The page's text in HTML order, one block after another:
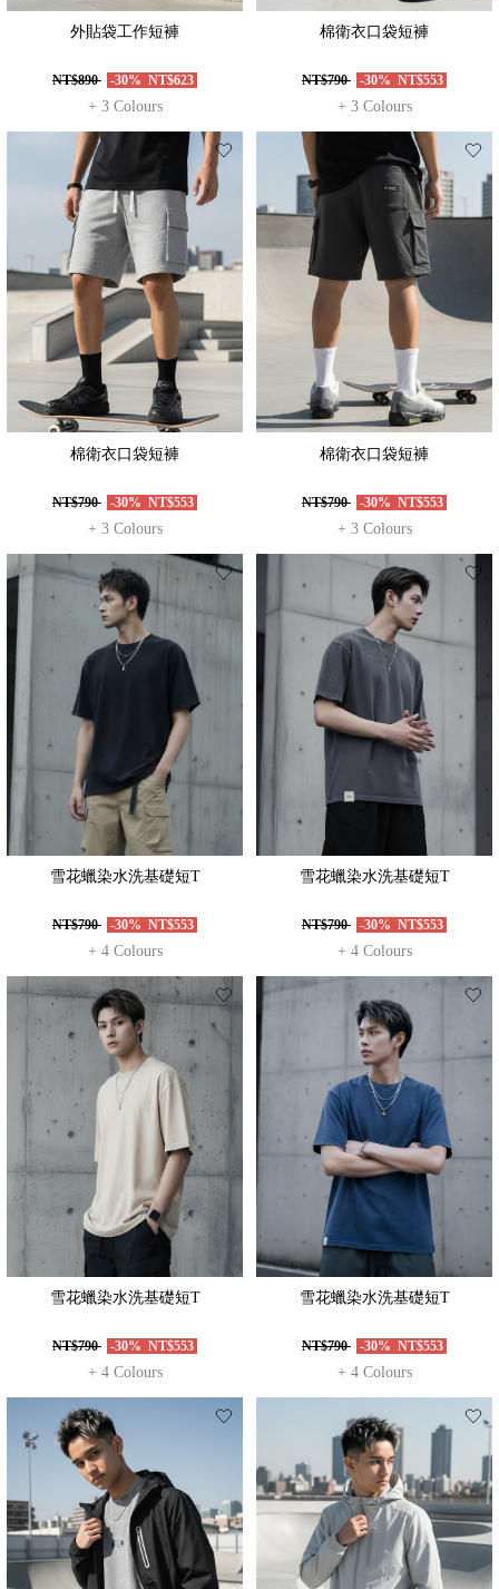
外貼袋工作短褲
NT$890 -30% NT$623
+ 3 Colours
棉衛衣口袋短褲
NT$790 -30% NT$553
+ 3 Colours
棉衛衣口袋短褲
NT$790 -30% NT$553
+ 3 Colours
棉衛衣口袋短褲
NT$790 -30% NT$553
+ 3 Colours
雪花蠟染水洗基礎短T
NT$790 -30% NT$553
+ 4 Colours
雪花蠟染水洗基礎短T
NT$790 -30% NT$553
+ 4 Colours
雪花蠟染水洗基礎短T
NT$790 -30% NT$553
+ 4 Colours
雪花蠟染水洗基礎短T
NT$790 -30% NT$553
+ 4 Colours